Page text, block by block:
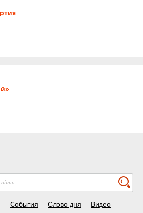
События Слово дня Видео